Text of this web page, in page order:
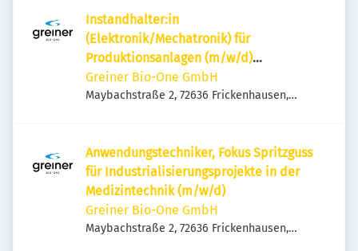
Instandhalter:in
(Elektronik/Mechatronik) für
Produktionsanlagen (m/w/d)
ktionsanlagen für die Nachtschicht
(m/w/d)
Greiner Bio-One GmbH
Maybachstraße 2, 72636 Frickenhausen,
Anwendungstechniker, Fokus Spritzguss
für Industrialisierungsprojekte in der
Medizintechnik (m/w/d)
Greiner Bio-One GmbH
Maybachstraße 2, 72636 Frickenhausen,